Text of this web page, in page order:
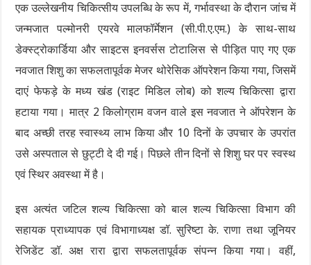
एक उल्लेखनीय चिकित्सीय उपलब्धि के रूप में, गर्भावस्था के दौरान जांच में
जन्मजात पल्मोनरी एयरवे मालफॉर्मेशन (सी.पी.ए.एम.) के साथ-साथ
डेक्स्ट्रोकार्डिया और साइटस इनवर्सस टोटालिस से पीड़ित पाए गए एक
नवजात शिशु का सफलतापूर्वक मेजर थोरेसिक ऑपरेशन किया गया, जिसमें
दाएं फेफड़े के मध्य खंड (राइट मिडिल लोब) को शल्य चिकित्सा द्वारा
हटाया गया। मात्र 2 किलोग्राम वजन वाले इस नवजात ने ऑपरेशन के
बाद अच्छी तरह स्वास्थ्य लाभ किया और 10 दिनों के उपचार के उपरांत
उसे अस्पताल से छुट्टी दे दी गई। पिछले तीन दिनों से शिशु घर पर स्वस्थ
एवं स्थिर अवस्था में है।
इस अत्यंत जटिल शल्य चिकित्सा को बाल शल्य चिकित्सा विभाग की
सहायक प्राध्यापक एवं विभागाध्यक्ष डॉ. सुरिष्टा के. राणा तथा जूनियर
रेजिडेंट डॉ. अक्ष रारा द्वारा सफलतापूर्वक संपन्न किया गया। वहीं,